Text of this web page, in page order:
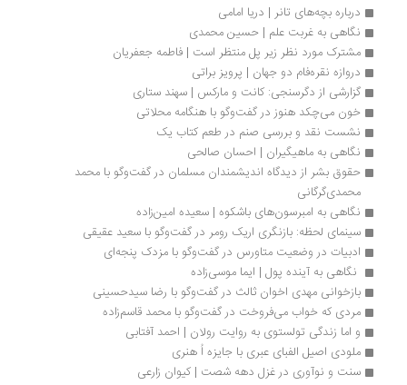
درباره بچه‌های تانر | دریا امامی
نگاهی به غربت علم | حسین محمدی
مشترک مورد نظر زیر پل منتظر است | فاطمه جعفریان
دروازه نقره‌فام دو جهان | پرویز براتی
گزارشی از دگرسنجی: کانت و مارکس | سهند ستاری
خون می‌چکد هنوز در گفت‌وگو با هنگامه محلاتی
نشست نقد و بررسی صنم در طعم کتاب یک
نگاهی به ماهیگیران | احسان صالحی
حقوق بشر از دیدگاه اندیشمندان مسلمان در گفت‌وگو با محمد
محمدی‌گرگانی
نگاهی به امبرسون‌های باشکوه | سعیده امین‌زاده
سینمای لحظه: بازنگری اریک رومر در گفت‌وگو با سعید عقیقی
ادبیات در وضعیت متاورس در گفت‌وگو با مزدک پنجه‌ای
نگاهی به آینده پول | ایما موسی‌زاده
بازخوانی مهدی اخوان ثالث در گفت‌وگو با رضا سیدحسینی
مردی که خواب می‌فروخت در گفت‌وگو با محمد قاسم‌زاده
و اما زندگی تولستوی به روایت رولان | احمد آفتابی
ملودی اصیل الفبای عبری با جایزه اُ هنری
سنت و نوآوری در غزل دهه شصت | کیوان زارعی